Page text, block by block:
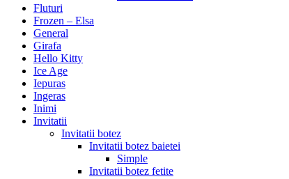
Fluturi
Frozen – Elsa
General
Girafa
Hello Kitty
Ice Age
Iepuras
Ingeras
Inimi
Invitatii
Invitatii botez
Invitatii botez baietei
Simple
Invitatii botez fetite